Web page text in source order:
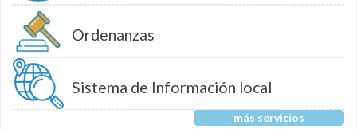
Ordenanzas
Sistema de Información local
más servicios